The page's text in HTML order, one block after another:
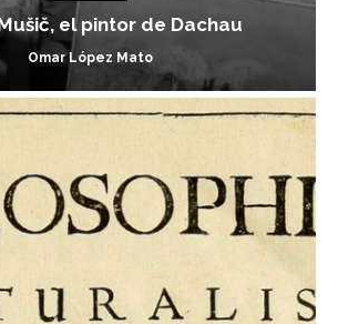
el pintor de Dachau
Omar López Mato